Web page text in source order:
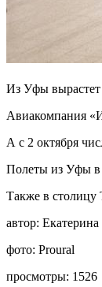
Из Уфы вырастет
Авиакомпания
А с 2 октября
Полеты из Уфы в
Также в
автор:
фото: Proural
просмотры: 1526